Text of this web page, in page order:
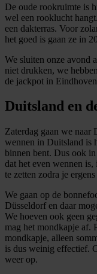
De oude rookruimte is
wel een rooklucht hangt.
een dakterras. Voor
het goed is gaan ze in
We sluiten onze avond
niet drukken, we
de jackpot in
Duitsland en
Zaterdag gaan we naar
wennen in Duitsland is
binnen bent. Dus ook
dat het even wennen
te zetten zodra je
We gaan op de
Düsseldorf en daar
We hoeven ook geen
mag het mondkapje af.
mondkapje, alleen
is dus weinig effectief.
weer op.